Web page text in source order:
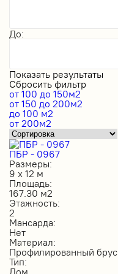
До:
Показать результаты
Сбросить фильтр
от 100 до 150м2
от 150 до 200м2
до 100 м2
от 200м2
ПБР - 0967
Размеры:
9 х 12 м
Площадь:
167.30 м2
Этажность:
2
Мансарда:
Нет
Материал:
Профилированный брус
Тип:
Дом